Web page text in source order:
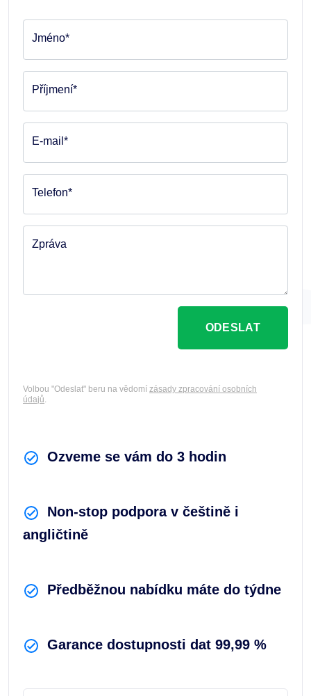
Ozveme se vám do 3 hodin
Non-stop podpora v češtině i
angličtině
Předběžnou nabídku máte do týdne
Garance dostupnosti dat 99,99 %
Jméno*
Příjmení*
E-mail*
Telefon*
Zpráva
ODESLAT
Volbou "Odeslat" beru na vědomí zásady zpracování osobních
údajů.